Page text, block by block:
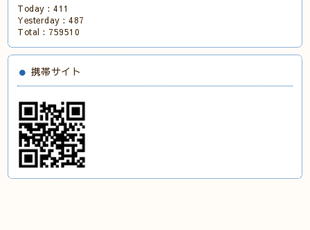
Today :411
Yesterday :487
Total : 759510
携帯サイト